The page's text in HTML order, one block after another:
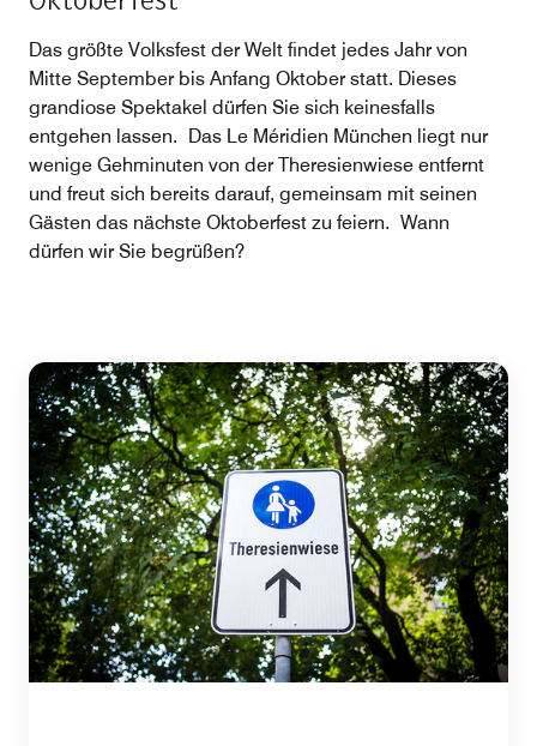
Das größte Volksfest der Welt findet jedes Jahr von
Mitte September bis Anfang Oktober statt. Dieses
grandiose Spektakel dürfen Sie sich keinesfalls
entgehen lassen. Das Le Méridien München liegt nur
wenige Gehminuten von der Theresienwiese entfernt
und freut sich bereits darauf, gemeinsam mit seinen
Gästen das nächste Oktoberfest zu feiern. Wann
dürfen wir Sie begrüßen?